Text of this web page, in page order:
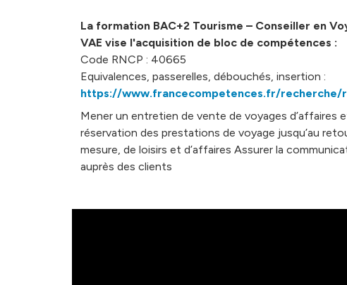
La formation BAC+2 Tourisme – Conseiller en
VAE vise l'acquisition de bloc de compétences :
Code RNCP : 40665
Equivalences, passerelles, débouchés, insertion :
https://www.francecompetences.fr/
Mener un entretien de vente de voyages d’affaires
réservation des prestations de voyage jusqu’au
mesure, de loisirs et d’affaires Assurer la
auprès des clients